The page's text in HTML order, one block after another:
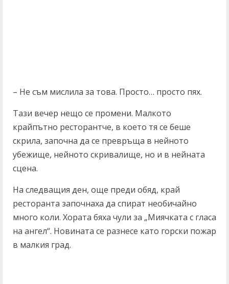
– Не съм мислила за това. Просто… просто пях.
Тази вечер нещо се промени. Малкото
крайпътно ресторантче, в което тя се беше
скрила, започна да се превръща в нейното
убежище, нейното скривалище, но и в нейната
сцена.
На следващия ден, още преди обяд, край
ресторанта започнаха да спират необичайно
много коли. Хората бяха чули за „Миячката с гласа
на ангел“. Новината се разнесе като горски пожар
в малкия град.